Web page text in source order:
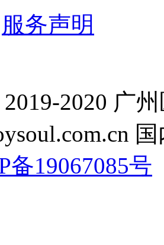
服务声明
2020 广
备19067085号